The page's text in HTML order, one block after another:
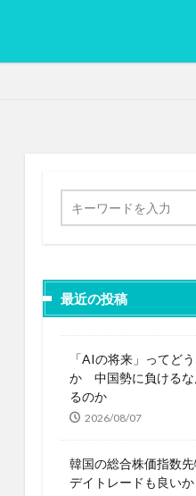
最近の投稿
「AIの将来」ってど
か 中国勢に負けるな
るのか
2026/08/07
韓国の総合株価指数
デイトレードも良いか
ロークッカー